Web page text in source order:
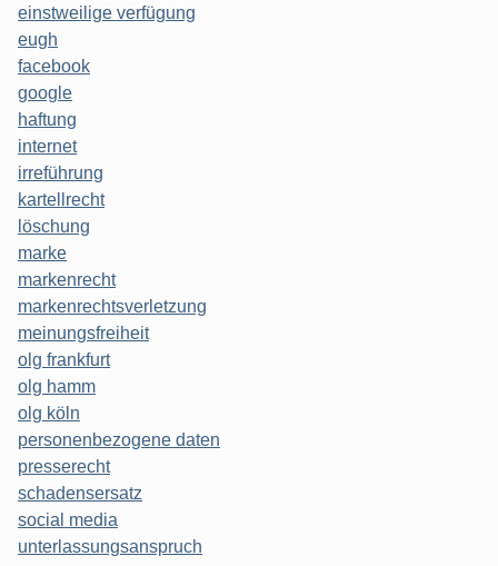
einstweilige verfügung
eugh
facebook
google
haftung
internet
irreführung
kartellrecht
löschung
marke
markenrecht
markenrechtsverletzung
meinungsfreiheit
olg frankfurt
olg hamm
olg köln
personenbezogene daten
presserecht
schadensersatz
social media
unterlassungsanspruch